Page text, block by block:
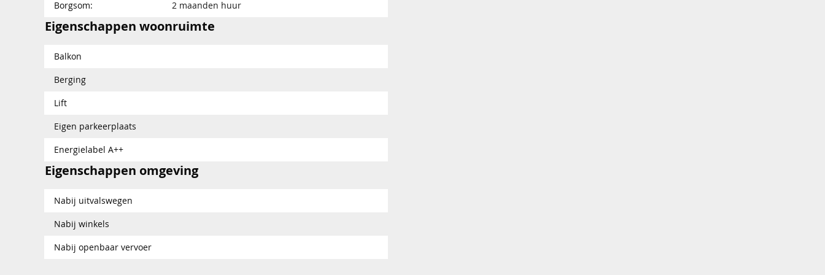
Borgsom:
2 maanden huur
Eigenschappen woonruimte
Balkon
Berging
Lift
Eigen parkeerplaats
Energielabel A++
Eigenschappen omgeving
Nabij uitvalswegen
Nabij winkels
Nabij openbaar vervoer